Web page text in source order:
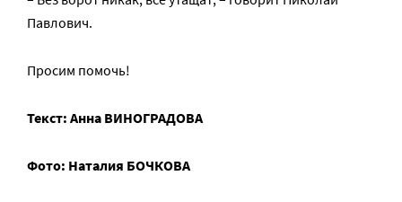
Павлович.
Просим помочь!
Текст: Анна ВИНОГРАДОВА
Фото: Наталия БОЧКОВА